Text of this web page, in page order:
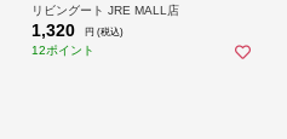
ピッチャー 庭 ベランダ 園芸 ガーデ
ン 屋内 屋外 シャワー 霧ふき 霧吹 お
しゃれ ） 【グレイッシュブルー】
リビングート JRE MALL店
1,320 円 (税込)
12ポイント